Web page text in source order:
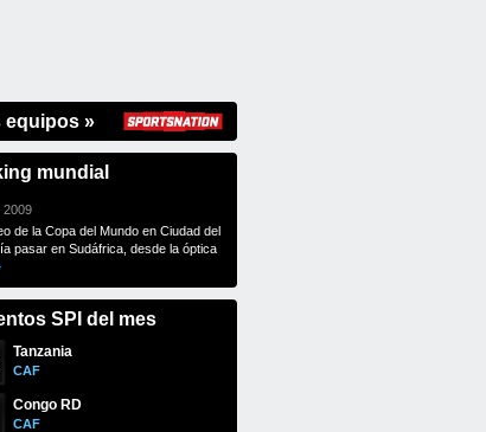
equipos »
mundial
2009
de la Copa del Mundo en Ciudad del
pasar en Sudáfrica, desde la óptica
SPI del mes
Tanzania
CAF
Congo RD
CAF